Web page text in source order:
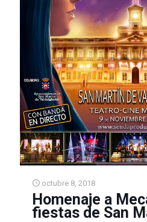
octubre 8, 2018
Homenaje a
fiestas de San